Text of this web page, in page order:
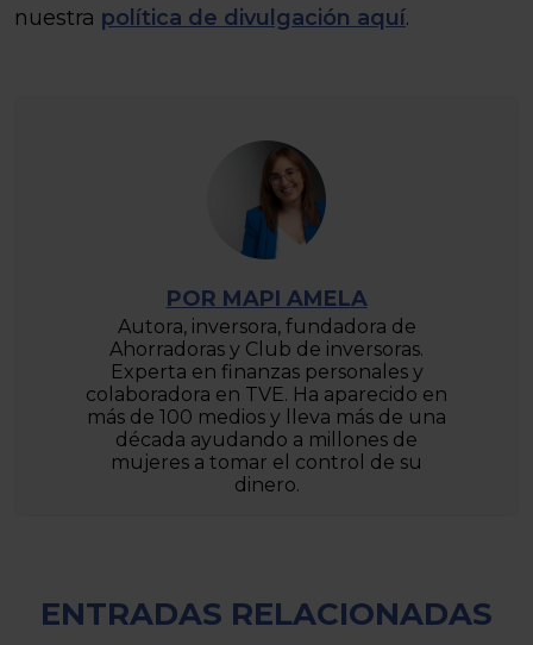
nuestra política de divulgación aquí.
POR MAPI AMELA
Autora, inversora, fundadora de
Ahorradoras y Club de inversoras.
Experta en finanzas personales y
colaboradora en TVE. Ha aparecido en
más de 100 medios y lleva más de una
década ayudando a millones de
mujeres a tomar el control de su
dinero.
ENTRADAS RELACIONADAS